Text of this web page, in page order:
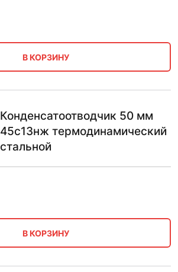
В КОРЗИНУ
Конденсатоотводчик 50 мм
45с13нж термодинамический
стальной
В КОРЗИНУ